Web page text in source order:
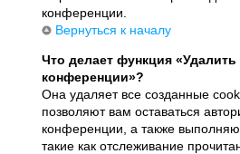
конференции.
Вернуться к началу
Что делает функция
конференции»?
Она удаляет все созданные
позволяют вам оставаться
конференции, а также
такие как отслеживание